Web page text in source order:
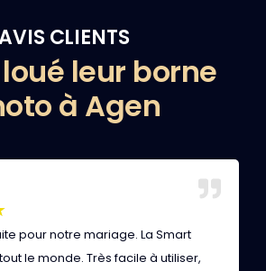
CLIENTS
leur borne
à Agen
pour notre mariage. La Smart
le monde. Très facile à utiliser,